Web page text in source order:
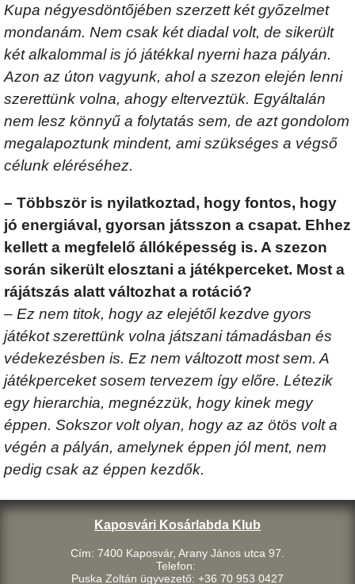
Kupa négyesdöntőjében szerzett két győzelmet
mondanám. Nem csak két diadal volt, de sikerült
két alkalommal is jó játékkal nyerni haza pályán.
Azon az úton vagyunk, ahol a szezon elején lenni
szerettünk volna, ahogy elterveztük. Egyáltalán
nem lesz könnyű a folytatás sem, de azt gondolom
megalapoztunk mindent, ami szükséges a végső
célunk eléréséhez.
– Többször is nyilatkoztad, hogy fontos, hogy
jó energiával, gyorsan játsszon a csapat. Ehhez
kellett a megfelelő állóképesség is. A szezon
során sikerült elosztani a játékperceket. Most a
rájátszás alatt változhat a rotáció?
– Ez nem titok, hogy az elejétől kezdve gyors
játékot szerettünk volna játszani támadásban és
védekezésben is. Ez nem változott most sem. A
játékperceket sosem tervezem így előre. Létezik
egy hierarchia, megnézzük, hogy kinek megy
éppen. Sokszor volt olyan, hogy az az ötös volt a
végén a pályán, amelynek éppen jól ment, nem
pedig csak az éppen kezdők.
Kaposvári Kosárlabda Klub
Cím: 7400 Kaposvár, Arany János utca 97.
Telefon:
Puska Zoltán ügyvezető: +36 70 953 0427